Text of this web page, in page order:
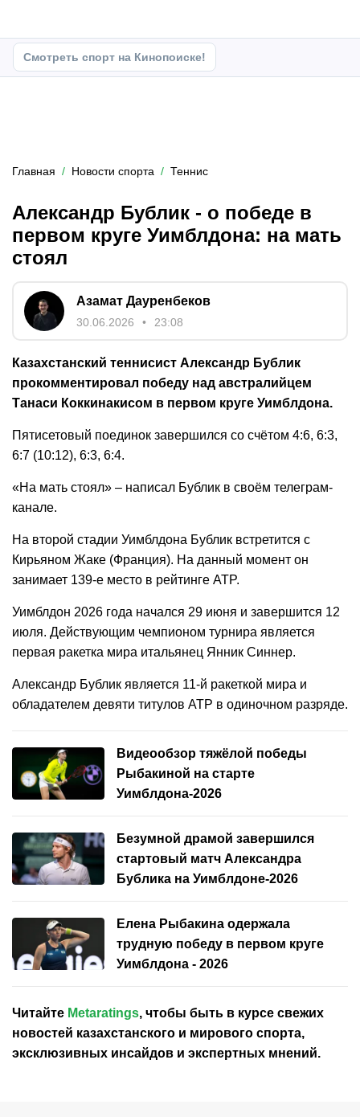
Смотреть спорт на Кинопоиске!
Главная Новости спорта Теннис
Александр Бублик - о победе в
первом круге Уимблдона: на мать
стоял
Азамат Дауренбеков
30.06.2026 23:08
Казахстанский теннисист Александр Бублик
прокомментировал победу над австралийцем
Танаси Коккинакисом в первом круге Уимблдона.
Пятисетовый поединок завершился со счётом 4:6, 6:3,
6:7 (10:12), 6:3, 6:4.
«На мать стоял» – написал Бублик в своём телеграм-
канале.
На второй стадии Уимблдона Бублик встретится с
Кирьяном Жаке (Франция). На данный момент он
занимает 139-е место в рейтинге ATP.
Уимблдон 2026 года начался 29 июня и завершится 12
июля. Действующим чемпионом турнира является
первая ракетка мира итальянец Янник Синнер.
Александр Бублик является 11-й ракеткой мира и
обладателем девяти титулов ATP в одиночном разряде.
Видеообзор тяжёлой победы
Рыбакиной на старте
Уимблдона-2026
Безумной драмой завершился
стартовый матч Александра
Бублика на Уимблдоне-2026
Елена Рыбакина одержала
трудную победу в первом круге
Уимблдона - 2026
Читайте Metaratings, чтобы быть в курсе свежих
новостей казахстанского и мирового спорта,
эксклюзивных инсайдов и экспертных мнений.